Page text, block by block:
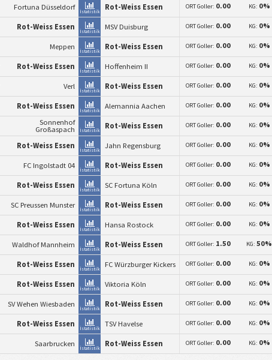
Fortuna Düsseldorf
İstatistik
Rot-Weiss Essen ORT Goller: 0.00 KG: 0%
Rot-Weiss Essen
İstatistik
MSV Duisburg ORT Goller: 0.00 KG: 0%
Meppen
İstatistik
Rot-Weiss Essen ORT Goller: 0.00 KG: 0%
Rot-Weiss Essen
İstatistik
Hoffenheim II ORT Goller: 0.00 KG: 0%
Verl
İstatistik
Rot-Weiss Essen ORT Goller: 0.00 KG: 0%
Rot-Weiss Essen
İstatistik
Alemannia Aachen ORT Goller: 0.00 KG: 0%
Sonnenhof
Großaspach
İstatistik
Rot-Weiss Essen ORT Goller: 0.00 KG: 0%
Rot-Weiss Essen
İstatistik
Jahn Regensburg ORT Goller: 0.00 KG: 0%
FC Ingolstadt 04
İstatistik
Rot-Weiss Essen ORT Goller: 0.00 KG: 0%
Rot-Weiss Essen
İstatistik
SC Fortuna Köln ORT Goller: 0.00 KG: 0%
SC Preussen Munster
İstatistik
Rot-Weiss Essen ORT Goller: 0.00 KG: 0%
Rot-Weiss Essen
İstatistik
Hansa Rostock ORT Goller: 0.00 KG: 0%
Waldhof Mannheim
İstatistik
Rot-Weiss Essen ORT Goller: 1.50 KG:50%
Rot-Weiss Essen
İstatistik
FC Würzburger Kickers ORT Goller: 0.00 KG: 0%
Rot-Weiss Essen
İstatistik
Viktoria Köln ORT Goller: 0.00 KG: 0%
SV Wehen Wiesbaden
İstatistik
Rot-Weiss Essen ORT Goller: 0.00 KG: 0%
Rot-Weiss Essen
İstatistik
TSV Havelse ORT Goller: 0.00 KG: 0%
Saarbrucken
İstatistik
Rot-Weiss Essen ORT Goller: 0.00 KG: 0%